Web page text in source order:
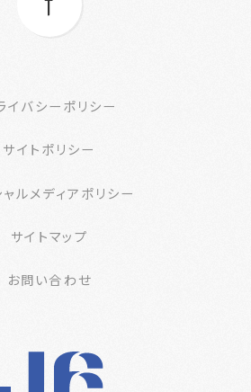
イバシーポリシー
サイトポリシー
ルメディアポリシー
サイトマップ
お問い合わせ